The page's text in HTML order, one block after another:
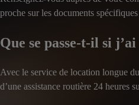
proche sur les documents
Que se passe-t-il si
Avec le service de location longue
d’une assistance routière 24 heures